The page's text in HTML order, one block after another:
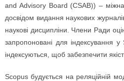
and Advisory Board (CSAB)) –
досвідом видання наукових
наукові дисципліни. Члени Ради
запропоновані для індексування
індексуються, щоб забезпечити
Scopus будується на реляційній